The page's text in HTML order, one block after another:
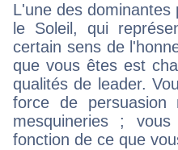
L'une des
le Soleil, qui
certain sens de
que vous êtes est
qualités de leader.
force de
mesquineries ;
fonction de ce que